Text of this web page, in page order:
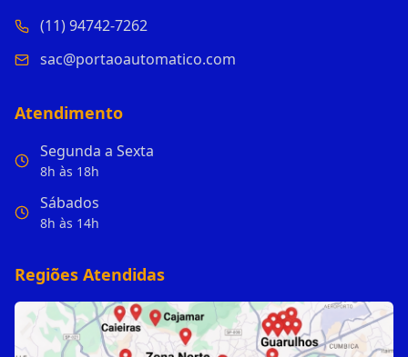
(11) 94742-7262
sac@portaoautomatico.com
Atendimento
Segunda a Sexta
8h às 18h
Sábados
8h às 14h
Regiões Atendidas